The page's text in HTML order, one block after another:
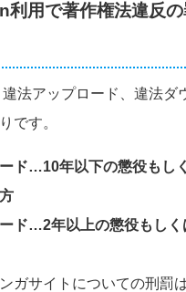
利用で著作権法違反
法アップロード、違法ダ
です。
ド…10年以下の懲役もし
ド…2年以上の懲役もしく
ガサイトについての刑罰